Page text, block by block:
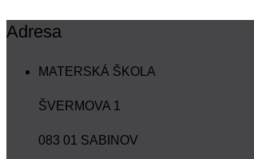
Adresa
MATERSKÁ ŠKOLA
ŠVERMOVA 1
083 01 SABINOV